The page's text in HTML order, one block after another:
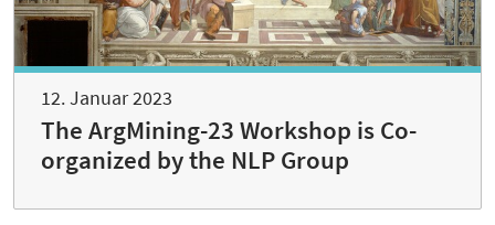
12. Januar 2023
The ArgMining-23 Workshop is Co-
organized by the NLP Group